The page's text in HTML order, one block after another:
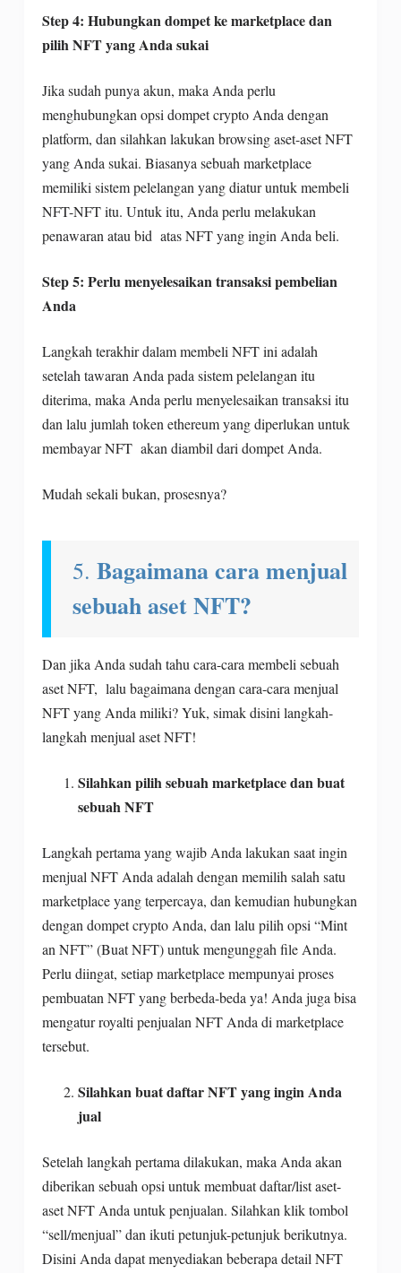
Step 4: Hubungkan dompet ke marketplace dan
pilih NFT yang Anda sukai
Jika sudah punya akun, maka Anda perlu
menghubungkan opsi dompet crypto Anda dengan
platform, dan silahkan lakukan browsing aset-aset NFT
yang Anda sukai. Biasanya sebuah marketplace
memiliki sistem pelelangan yang diatur untuk membeli
NFT-NFT itu. Untuk itu, Anda perlu melakukan
penawaran atau bid atas NFT yang ingin Anda beli.
Step 5: Perlu menyelesaikan transaksi pembelian
Anda
Langkah terakhir dalam membeli NFT ini adalah
setelah tawaran Anda pada sistem pelelangan itu
diterima, maka Anda perlu menyelesaikan transaksi itu
dan lalu jumlah token ethereum yang diperlukan untuk
membayar NFT akan diambil dari dompet Anda.
Mudah sekali bukan, prosesnya?
5. Bagaimana cara menjual
sebuah aset NFT?
Dan jika Anda sudah tahu cara-cara membeli sebuah
aset NFT, lalu bagaimana dengan cara-cara menjual
NFT yang Anda miliki? Yuk, simak disini langkah-
langkah menjual aset NFT!
Silahkan pilih sebuah marketplace dan buat
sebuah NFT
Langkah pertama yang wajib Anda lakukan saat ingin
menjual NFT Anda adalah dengan memilih salah satu
marketplace yang terpercaya, dan kemudian hubungkan
dengan dompet crypto Anda, dan lalu pilih opsi “Mint
an NFT” (Buat NFT) untuk mengunggah file Anda.
Perlu diingat, setiap marketplace mempunyai proses
pembuatan NFT yang berbeda-beda ya! Anda juga bisa
mengatur royalti penjualan NFT Anda di marketplace
tersebut.
Silahkan buat daftar NFT yang ingin Anda
jual
Setelah langkah pertama dilakukan, maka Anda akan
diberikan sebuah opsi untuk membuat daftar/list aset-
aset NFT Anda untuk penjualan. Silahkan klik tombol
“sell/menjual” dan ikuti petunjuk-petunjuk berikutnya.
Disini Anda dapat menyediakan beberapa detail NFT